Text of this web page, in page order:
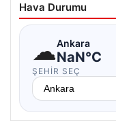
Hava Durumu
☁Ankara
NaN°C
ŞEHIR SEÇ